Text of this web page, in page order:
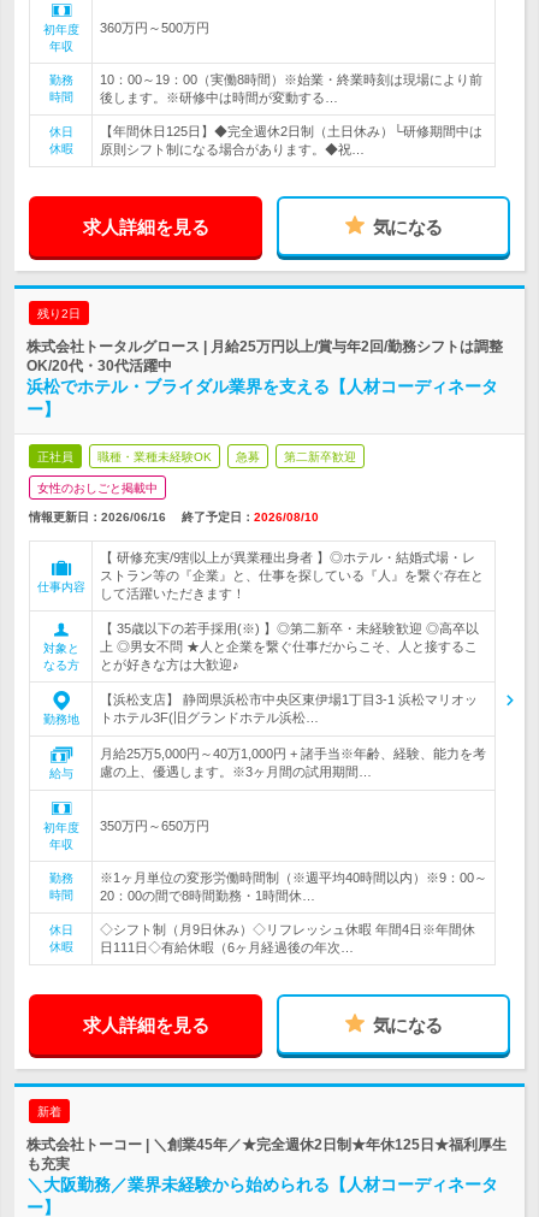
初年度
年収
360万円～500万円
勤務
時間
10：00～19：00（実働8時間）※始業・終業時刻は現場により前
後します。※研修中は時間が変動する…
休日
休暇
【年間休日125日】◆完全週休2日制（土日休み）└研修期間中は
原則シフト制になる場合があります。◆祝…
求人詳細を見る 気になる
残り2日
株式会社トータルグロース | 月給25万円以上/賞与年2回/勤務シフトは調整
OK/20代・30代活躍中
浜松でホテル・ブライダル業界を支える【人材コーディネータ
ー】
正社員 職種・業種未経験OK 急募 第二新卒歓迎
女性のおしごと掲載中
情報更新日：2026/06/16 終了予定日： 2026/08/10
仕事内容
【 研修充実/9割以上が異業種出身者 】◎ホテル・結婚式場・レ
ストラン等の『企業』と、仕事を探している『人』を繋ぐ存在と
して活躍いただきます！
対象と
なる方
【 35歳以下の若手採用(※) 】◎第二新卒・未経験歓迎 ◎高卒以
上 ◎男女不問 ★人と企業を繋ぐ仕事だからこそ、人と接するこ
とが好きな方は大歓迎♪
勤務地
【浜松支店】 静岡県浜松市中央区東伊場1丁目3-1 浜松マリオッ
トホテル3F(旧グランドホテル浜松…
給与
月給25万5,000円～40万1,000円 + 諸手当※年齢、経験、能力を考
慮の上、優遇します。※3ヶ月間の試用期間…
初年度
年収
350万円～650万円
勤務
時間
※1ヶ月単位の変形労働時間制（※週平均40時間以内）※9：00～
20：00の間で8時間勤務・1時間休…
休日
休暇
◇シフト制（月9日休み）◇リフレッシュ休暇 年間4日※年間休
日111日◇有給休暇（6ヶ月経過後の年次…
求人詳細を見る 気になる
新着
株式会社トーコー | ＼創業45年／★完全週休2日制★年休125日★福利厚生
も充実
＼大阪勤務／業界未経験から始められる【人材コーディネータ
ー】